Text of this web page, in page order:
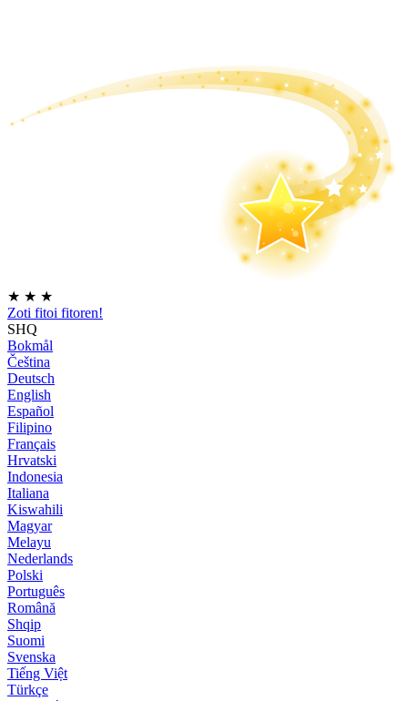
★ ★ ★
Zoti fitoi fitoren!
SHQ
Bokmål
Čeština
Deutsch
English
Español
Filipino
Français
Hrvatski
Indonesia
Italiana
Kiswahili
Magyar
Melayu
Nederlands
Polski
Português
Română
Shqip
Suomi
Svenska
Tiếng Việt
Türkçe